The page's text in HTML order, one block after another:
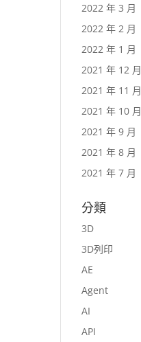
2022 年 3 月
2022 年 2 月
2022 年 1 月
2021 年 12 月
2021 年 11 月
2021 年 10 月
2021 年 9 月
2021 年 8 月
2021 年 7 月
分類
3D
3D列印
AE
Agent
AI
API